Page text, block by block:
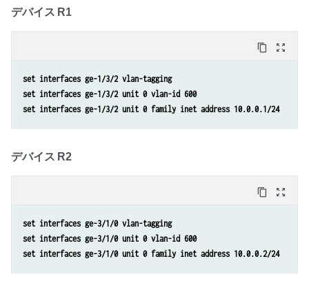
デバイス R1
content_copy zoom_out_map
set interfaces ge-1/3/2 vlan-tagging
set interfaces ge-1/3/2 unit 0 vlan-id 600
set interfaces ge-1/3/2 unit 0 family inet address 10.0.0.1/24
デバイス R2
content_copy zoom_out_map
set interfaces ge-3/1/0 vlan-tagging
set interfaces ge-3/1/0 unit 0 vlan-id 600
set interfaces ge-3/1/0 unit 0 family inet address 10.0.0.2/24